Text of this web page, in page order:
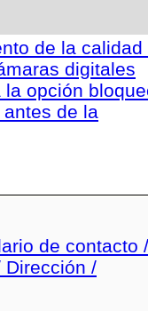
de la calidad
digitales
la opción
de la
de contacto /
Dirección /